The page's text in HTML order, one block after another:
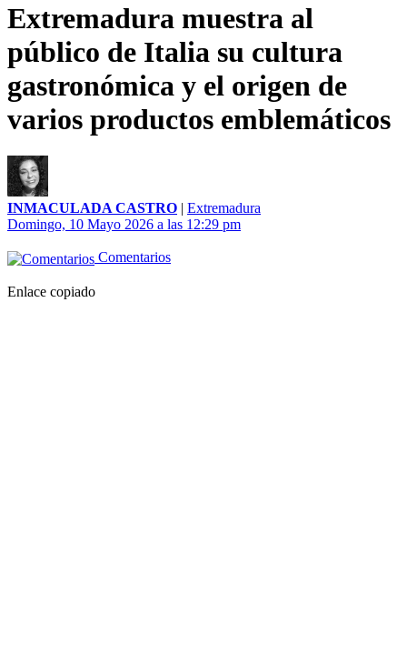
Extremadura muestra al
público de Italia su cultura
gastronómica y el origen de
varios productos emblemáticos
INMACULADA CASTRO | Extremadura
Domingo, 10 Mayo 2026 a las 12:29 pm
Comentarios
Enlace copiado